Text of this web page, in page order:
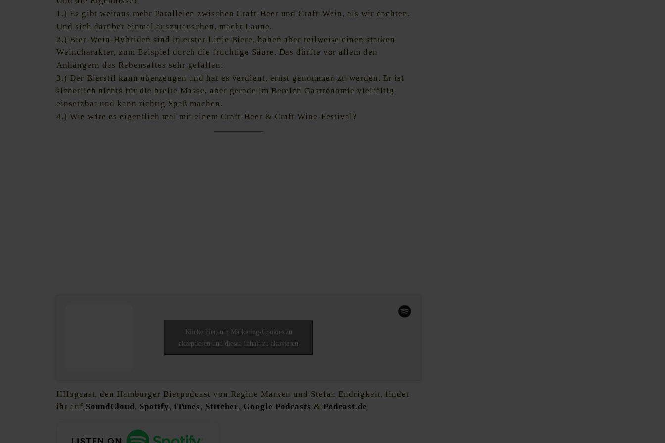
1.) Es gibt weitaus mehr Parallelen zwischen Craft-Beer und Craft-Wein, als wir dachten.
Und sich darüber einmal auszutauschen, macht Laune.
2.) Bier-Wein-Hybriden sind in erster Linie Biere, haben aber teilweise einen starken
Weincharakter, zum Beispiel durch die fruchtige Säure. Das dürfte vor allem den
Anhängern des Rebensaftes sehr gefallen.
3.) Der Bierstil kann überzeugen und hat es verdient, ernst genommen zu werden. Er ist
sicherlich nichts für die breite Masse, aber gerade im Bereich Gastronomie vielfältig
einsetzbar und kann richtig Spaß machen.
4.) Wie wäre es eigentlich mal mit einem Craft-Beer & Craft Wine-Festival?
Klicke hier, um Marketing-Cookies zu
akzeptieren und diesen Inhalt zu aktivieren
HHopcast, den Hamburger Bierpodcast von Regine Marxen und Stefan Endrigkeit, findet
ihr auf SoundCloud, Spotify, iTunes, Stitcher, Google Podcasts & Podcast.de